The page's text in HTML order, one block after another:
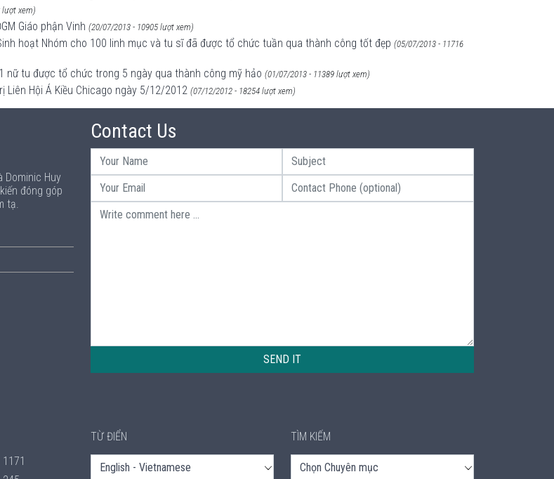
lượt xem)
Giáo phận Vinh (20/07/2013 - 10905 lượt xem)
hoạt Nhóm cho 100 linh mục và tu sĩ đã được tổ chức tuần qua thành công tốt đẹp (05/07/2013 - 11716
nữ tu được tổ chức trong 5 ngày qua thành công mỹ hảo (01/07/2013 - 11389 lượt xem)
Liên Hội Á Kiều Chicago ngày 5/12/2012 (07/12/2012 - 18254 lượt xem)
Dominic Huy
đóng góp
tạ.
Contact Us
SEND IT
1171
TỪ ĐIỂN TÌM KIẾM